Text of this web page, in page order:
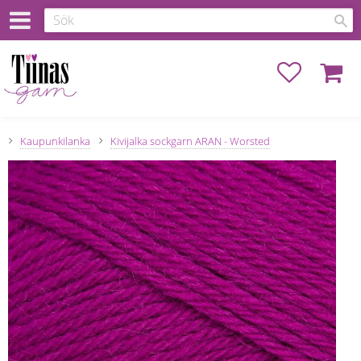
Favoriter
Kaupunkilanka Kivijalka sockgarn ARAN - Worsted